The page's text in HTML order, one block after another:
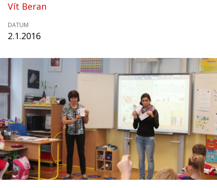
Vít Beran
DATUM
2.1.2016